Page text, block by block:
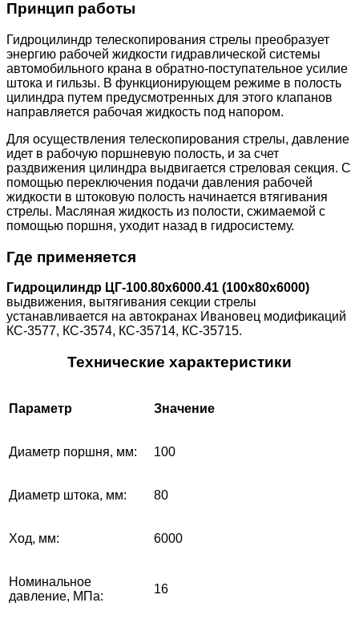
Принцип работы
Гидроцилиндр телескопирования стрелы преобразует
энергию рабочей жидкости гидравлической системы
автомобильного крана в обратно-поступательное усилие
штока и гильзы. В функционирующем режиме в полость
цилиндра путем предусмотренных для этого клапанов
направляется рабочая жидкость под напором.
Для осуществления телескопирования стрелы, давление
идет в рабочую поршневую полость, и за счет
раздвижения цилиндра выдвигается стреловая секция. С
помощью переключения подачи давления рабочей
жидкости в штоковую полость начинается втягивания
стрелы. Масляная жидкость из полости, сжимаемой с
помощью поршня, уходит назад в гидросистему.
Где применяется
Гидроцилиндр ЦГ-100.80х6000.41 (100x80x6000)
выдвижения, вытягивания секции стрелы
устанавливается на автокранах Ивановец модификаций
КС-3577, КС-3574, КС-35714, КС-35715.
Технические характеристики
Параметр Значение
Диаметр поршня, мм: 100
Диаметр штока, мм: 80
Ход, мм: 6000
Номинальное
давление, МПа:
16